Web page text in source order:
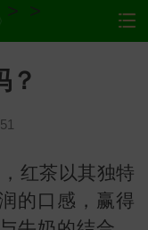
> >
？
红茶以其独特
的口感，赢得